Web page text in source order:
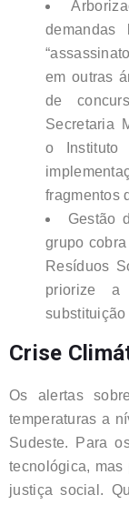
em outras
de
Secretaria
o Instituto
fragmentos
Gestão
grupo
Resíduos
priorize a
Crise
Os alertas
temperaturas a
Sudeste. Para
tecnológica, mas
justiça social.